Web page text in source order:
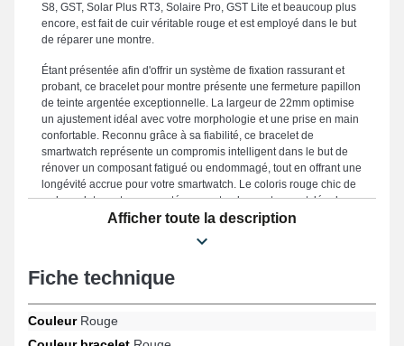
S8, GST, Solar Plus RT3, Solaire Pro, GST Lite et beaucoup plus
encore, est fait de cuir véritable rouge et est employé dans le but
de réparer une montre.
Étant présentée afin d'offrir un système de fixation rassurant et
probant, ce bracelet pour montre présente une fermeture papillon
de teinte argentée exceptionnelle. La largeur de 22mm optimise
un ajustement idéal avec votre morphologie et une prise en main
confortable. Reconnu grâce à sa fiabilité, ce bracelet de
smartwatch représente un compromis intelligent dans le but de
rénover un composant fatigué ou endommagé, tout en offrant une
longévité accrue pour votre smartwatch. Le coloris rouge chic de
ce bracelet montre connectée accentue la prestance stylée de
votre garde-temps connecté. Ce bracelet combine élégance et
R8, RS3 et bien d'autres encore de la marque Haylou. Développé
la marque Haylou, cet article horloger associe confort et
robustesse et fonctionnalité pour garantir un ajustement précis.
Afficher toute la description
Fiche technique
CouleurRouge